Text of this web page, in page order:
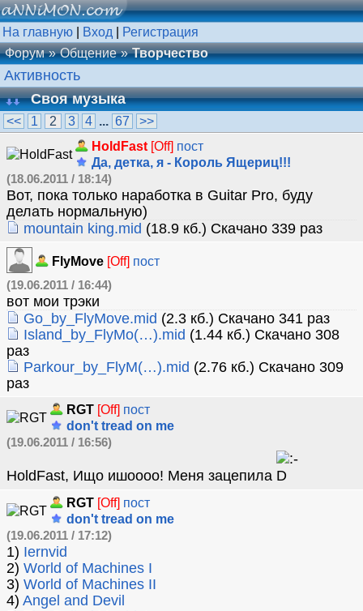
На главную Вход
Регистрация
Форум
Общение Творчество
Активность
Своя музыка
<< 1 2 3 4 ... 67
>>
HoldFast [Off] пост
Да, детка, я - Король Ящериц!!!
(18.06.2011 / 18:14)
Вот, пока только наработка в Guitar Pro, буду
делать нормальную)
mountain king.mid (18.9 кб.) Скачано 339 раз
FlyMove [Off] пост
(19.06.2011 / 16:44)
вот мои трэки
Go_by_FlyMove.mid (2.3 кб.) Скачано 341 раз
Island_by_FlyMo(…).mid (1.44 кб.) Скачано 308
раз
Parkour_by_FlyM(…).mid (2.76 кб.) Скачано 309
раз
RGT [Off] пост
don't tread on me
(19.06.2011 / 16:56)
HoldFast, Ищо ишоооо! Меня зацепила
RGT [Off] пост
don't tread on me
(19.06.2011 / 17:12)
1) Iernvid
2) World of Machines I
3) World of Machines II
4) Angel and Devil